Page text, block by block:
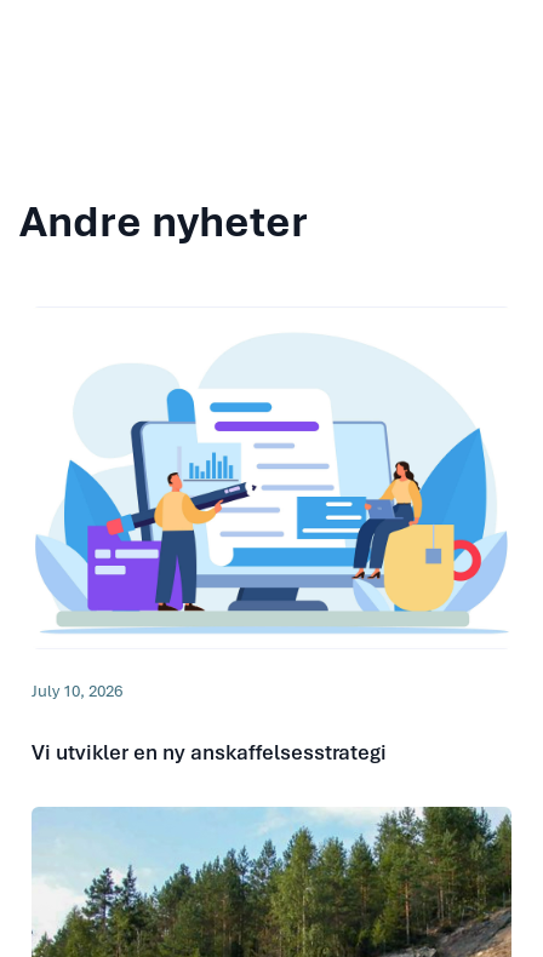
Andre nyheter
July 10, 2026
Vi utvikler en ny anskaffelsesstrategi